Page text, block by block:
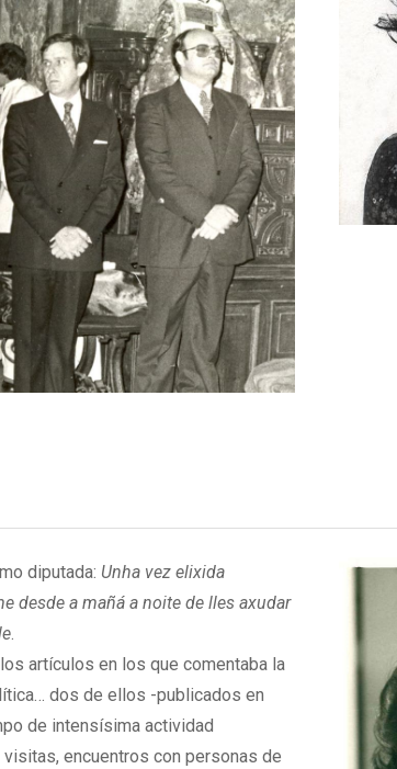
diputada: Unha vez elixida
desde a mañá a noite de lles axudar
.
artículos en los que comentaba la
dos de ellos -publicados en
de intensísima actividad
encuentros con personas de